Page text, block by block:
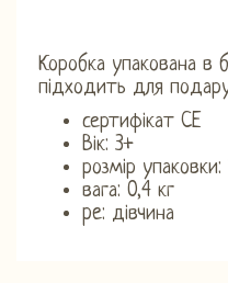
Коробка упакована в
підходить для
сертифікат CE
Вік: 3+
розмір
вага: 0,4 кг
pe: дівчина